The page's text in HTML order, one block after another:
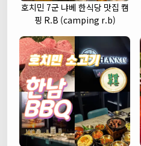
호치민 7군 냐베 한식당 맛집 캠
핑 R.B (camping r.b)